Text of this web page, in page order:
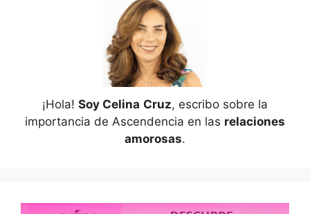
¡Hola! Soy Celina Cruz, escribo sobre la
importancia de Ascendencia en las relaciones
amorosas.